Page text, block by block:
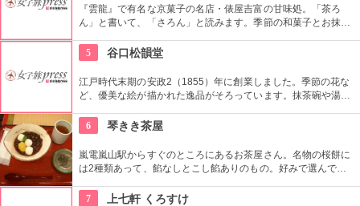
『雲龍』で有名な京菓子の名店・俵屋吉富の甘味処。「茶ろ
ん」と書いて、「さろん」と読みます。季節の和菓子とお抹茶
にカキ氷と、いつ訪れても幸せなひと時を過ごせます。
5 谷口松韻堂
江戸時代末期の安政2（1855）年に創業しました。季節の花な
ど、優美な絵が描かれた逸品がそろっています。抹茶碗や湯の
カップなど、幅広い品揃えに驚くかも。
6 琴きき茶屋
嵐電嵐山駅からすぐのところにあるお茶屋さん。名物の桜餅に
は2種類あって、餡なしとこし餡ありのもの。好みで選んでも
7
上七軒 くろすけ